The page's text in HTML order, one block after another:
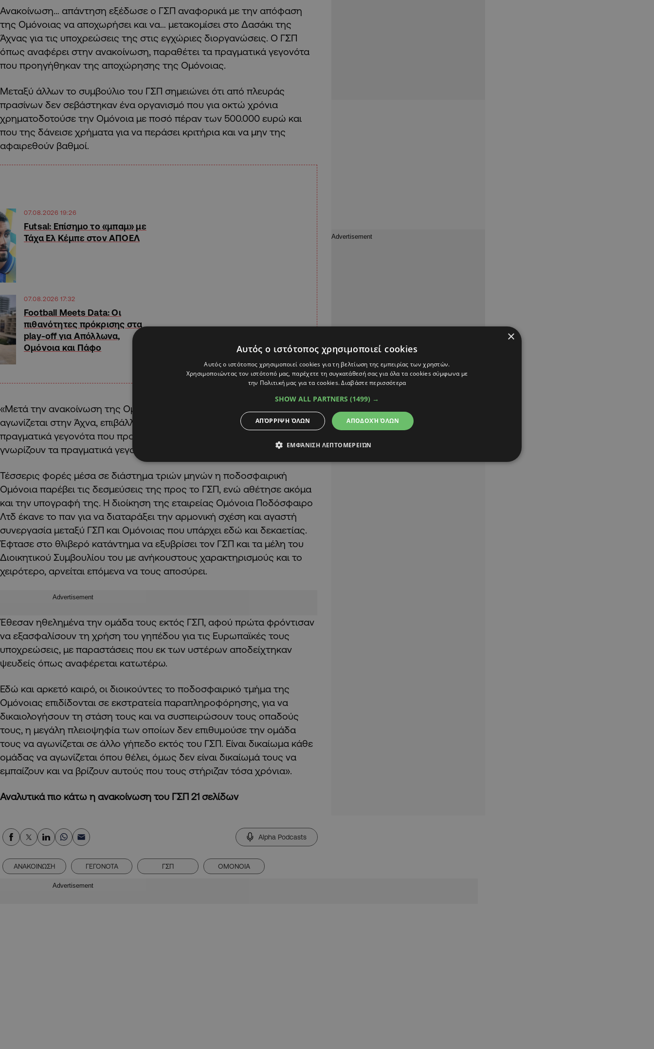
Ανακοίνωση… απάντηση εξέδωσε ο ΓΣΠ αναφορικά με την απόφαση
της Ομόνοιας να αποχωρήσει και να… μετακομίσει στο Δασάκι της
Άχνας για τις υποχρεώσεις της στις εγχώριες διοργανώσεις. Ο ΓΣΠ
όπως αναφέρει στην ανακοίνωση, παραθέτει τα πραγματικά γεγονότα
που προηγήθηκαν της αποχώρησης της Ομόνοιας.
Μεταξύ άλλων το συμβούλιο του ΓΣΠ σημειώνει ότι από πλευράς
πρασίνων δεν σεβάστηκαν ένα οργανισμό που για οκτώ χρόνια
χρηματοδοτούσε την Ομόνοια με ποσό πέραν των 500.000 ευρώ και
που της δάνεισε χρήματα για να περάσει κριτήρια και να μην της
αφαιρεθούν βαθμοί.
07.08.2026 19:26
Futsal: Επίσημο το «μπαμ» με
Τάχα Ελ Κέμπε στον ΑΠΟΕΛ
07.08.2026 17:32
Football Meets Data: Οι
πιθανότητες πρόκρισης στα
play-off για Απόλλωνα,
Ομόνοια και Πάφο
«Μετά την ανακοίνωση της Ομόνοιας ότι αποχωρεί από το ΓΣΠ για να
αγωνίζεται στην Άχνα, επιβάλλεται όπως γνωστοποιήσουμε τα
πραγματικά γεγονότα που προηγήθηκαν ώστε και τα μέλη του ΓΣΠ να
γνωρίζουν τα πραγματικά γεγονότα.
Τέσσερις φορές μέσα σε διάστημα τριών μηνών η ποδοσφαιρική
Ομόνοια παρέβει τις δεσμεύσεις της προς το ΓΣΠ, ενώ αθέτησε ακόμα
και την υπογραφή της. Η διοίκηση της εταιρείας Ομόνοια Ποδόσφαιρο
Λτδ έκανε το παν για να διαταράξει την αρμονική σχέση και αγαστή
συνεργασία μεταξύ ΓΣΠ και Ομόνοιας που υπάρχει εδώ και δεκαετίας.
Έφτασε στο θλιβερό κατάντημα να εξυβρίσει τον ΓΣΠ και τα μέλη του
Διοικητικού Συμβουλίου του με ανήκουστους χαρακτηρισμούς και το
χειρότερο, αρνείται επόμενα να τους αποσύρει.
Advertisement
Έθεσαν ηθελημένα την ομάδα τους εκτός ΓΣΠ, αφού πρώτα φρόντισαν
να εξασφαλίσουν τη χρήση του γηπέδου για τις Ευρωπαϊκές τους
υποχρεώσεις, με παραστάσεις που εκ των υστέρων αποδείχτηκαν
ψευδείς όπως αναφέρεται κατωτέρω.
Εδώ και αρκετό καιρό, οι διοικούντες το ποδοσφαιρικό τμήμα της
Ομόνοιας επιδίδονται σε εκστρατεία παραπληροφόρησης, για να
δικαιολογήσουν τη στάση τους και να συσπειρώσουν τους οπαδούς
τους, η μεγάλη πλειοψηφία των οποίων δεν επιθυμούσε την ομάδα
τους να αγωνίζεται σε άλλο γήπεδο εκτός του ΓΣΠ. Είναι δικαίωμα κάθε
ομάδας να αγωνίζεται όπου θέλει, όμως δεν είναι δικαίωμά τους να
εμπαίζουν και να βρίζουν αυτούς που τους στήριζαν τόσα χρόνια».
Αναλυτικά πιο κάτω η ανακοίνωση του ΓΣΠ 21 σελίδων
Alpha Podcasts
ΑΝΑΚΟΙΝΩΣΗ ΓΕΓΟΝΟΤΑ ΓΣΠ ΟΜΟΝΟΙΑ
Advertisement
×
Αυτός ο ιστότοπος χρησιμοποιεί cookies
Αυτός ο ιστότοπος χρησιμοποιεί cookies για τη βελτίωση της εμπειρίας των χρηστών.
Χρησιμοποιώντας τον ιστότοπό μας, παρέχετε τη συγκατάθεσή σας για όλα τα cookies σύμφωνα με
την Πολιτική μας για τα cookies.Διαβάστε περισσότερα
SHOW ALL PARTNERS (1499) →
ΑΠΟΔΟΧΉ ΌΛΩΝ
ΑΠΌΡΡΙΨΗ ΌΛΩΝ
ΕΜΦΆΝΙΣΗ ΛΕΠΤΟΜΕΡΕΙΏΝ